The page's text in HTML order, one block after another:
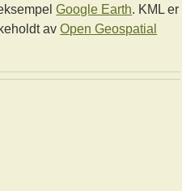
Google Earth. KML er
avOpen Geospatial